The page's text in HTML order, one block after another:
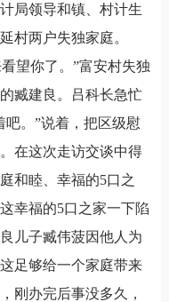
局领导和镇、村计生
村两户失独家庭。
望你了。”富安村失独
臧建良。吕科长急忙
吧。”说着，把区级慰
在这次走访交谈中得
和睦、幸福的5口之
幸福的5口之家一下陷
儿子臧伟菠因他人为
足够给一个家庭带来
刚办完后事没多久，